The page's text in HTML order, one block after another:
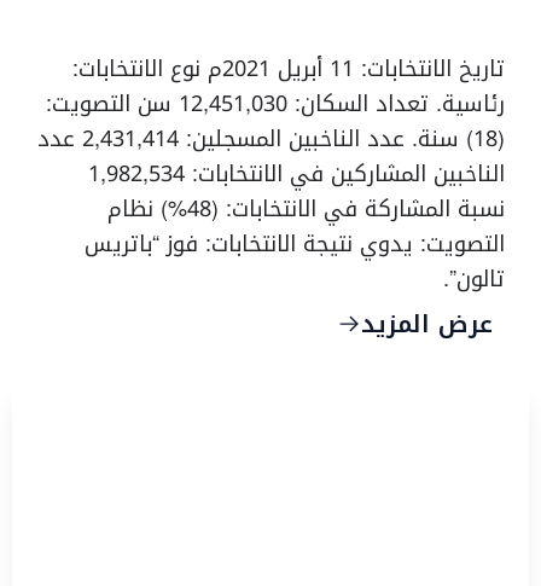
تاريخ الانتخابات: 11 أبريل 2021م نوع الانتخابات:
رئاسية. تعداد السكان: 12,451,030 سن التصويت:
(18) سنة. عدد الناخبين المسجلين: 2,431,414 عدد
الناخبين المشاركين في الانتخابات: 1,982,534
نسبة المشاركة في الانتخابات: (48%) نظام
التصويت: يدوي نتيجة الانتخابات: فوز “باتريس
تالون”.
عرض المزيد